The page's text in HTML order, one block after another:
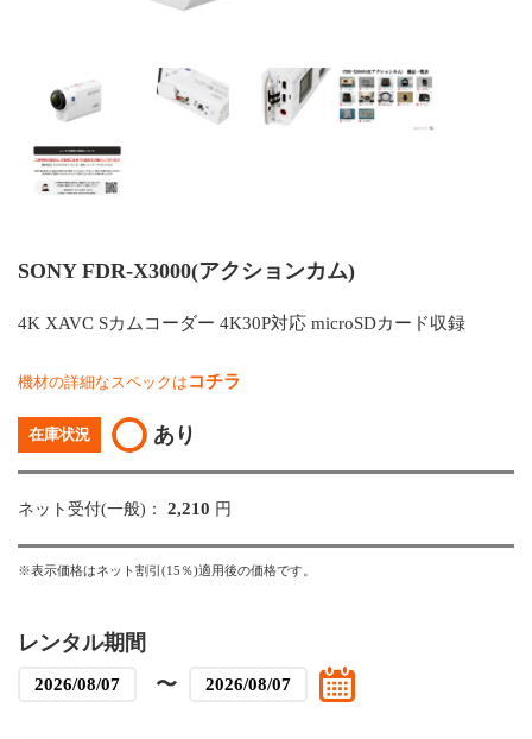
SONY FDR-X3000(アクションカム)
4K XAVC Sカムコーダー 4K30P対応 microSDカード収録
機材の詳細なスペックは コチラ
在庫状況 あり
ネット受付(一般)： 2,210 円
※表示価格はネット割引(15％)適用後の価格です。
レンタル期間
〜